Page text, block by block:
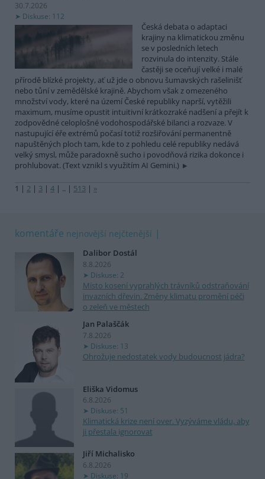
30.7.2026
Diskuse: 112
Česká debata o adaptaci
krajiny na klimatickou změnu
se v posledních letech
rozvinula do intenzity. Stále
častěji se oceňují velké i malé
přírodě blízké projekty, ať už jde o obnovu šumavských rašelinišť
nebo tůní v zemědělské krajině. Abychom však z omezeného
množství vody, které na území České republiky naprší, vytěžili
maximum, musíme opustit intuitivní krátkozraké nadšení a přejít k
zodpovědné celoplošné vodohospodářské bilanci a rozvaze. V
nastupující éře extrémů počasí totiž rozšiřování permanentně
napuštěných ploch tam, kde to z pohledu celé republiky nedává
velký smysl, může paradoxně sucho i povodňová rizika dokonce i
prohlubovat. (Text vznikl s využitím AI Gemini.)
1 | 2 | 3 | 4 | .. | 513 | »
komentáře nejnovější nejčtenější
Dalibor Dostál
8.8.2026
Diskuse: 2
Místo kosení vyprahlých trávníků odstraňování
invazních dřevin. Změny klimatu promění péči
o zeleň ve městech
Jan Palaščák
7.8.2026
Diskuse: 13
Ohrožuje nedostatek vody budoucnost jádra?
Eliška Vidomus
6.8.2026
Diskuse: 51
Klimatická krize není over. Vyzýváme vládu, aby
ji přestala ignorovat
Jiří Michalisko
6.8.2026
Diskuse: 19